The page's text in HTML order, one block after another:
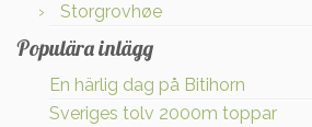
Storgrovhøe
Populära inlägg
En härlig dag på Bitihorn
Sveriges tolv 2000m toppar